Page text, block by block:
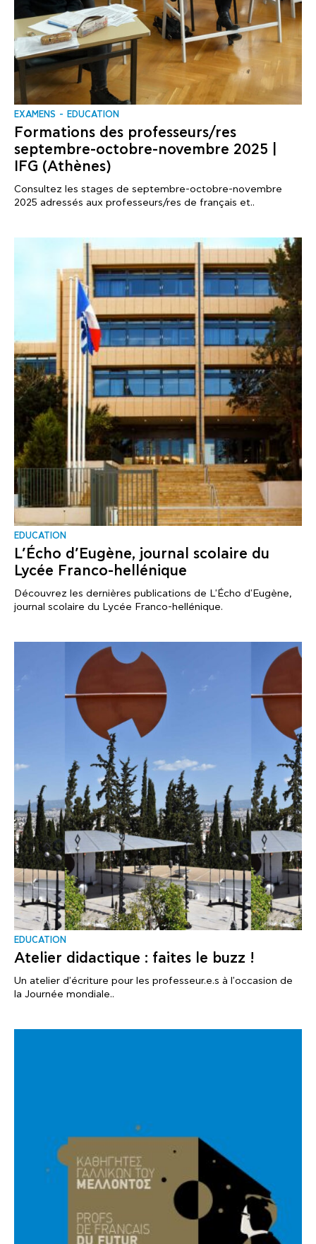
EXAMENS EDUCATION
Formations des professeurs/res
septembre-octobre-novembre 2025 |
IFG (Athènes)
Consultez les stages de septembre-octobre-novembre
2025 adressés aux professeurs/res de français et..
EDUCATION
L’Écho d’Eugène, journal scolaire du
Lycée Franco-hellénique
Découvrez les dernières publications de L'Écho d'Eugène,
journal scolaire du Lycée Franco-hellénique.
EDUCATION
Atelier didactique : faites le buzz !
Un atelier d'écriture pour les professeur.e.s à l'occasion de
la Journée mondiale..